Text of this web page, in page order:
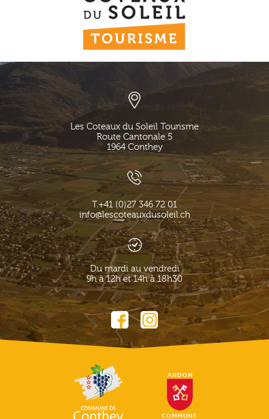
Les Coteaux du Soleil Tourisme
Route Cantonale 5
1964 Conthey
T.+41 (0)27 346 72 01
info@lescoteauxdusoleil.ch
Du mardi au vendredi
9h à 12h et 14h à 18h30